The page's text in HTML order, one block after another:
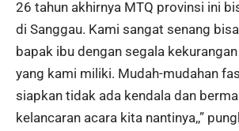
26 tahun akhirnya MTQ provinsi ini
di Sanggau. Kami sangat senang
bapak ibu dengan segala
yang kami miliki. Mudah-mudahan
siapkan tidak ada kendala dan
kelancaran acara kita nantinya,,”